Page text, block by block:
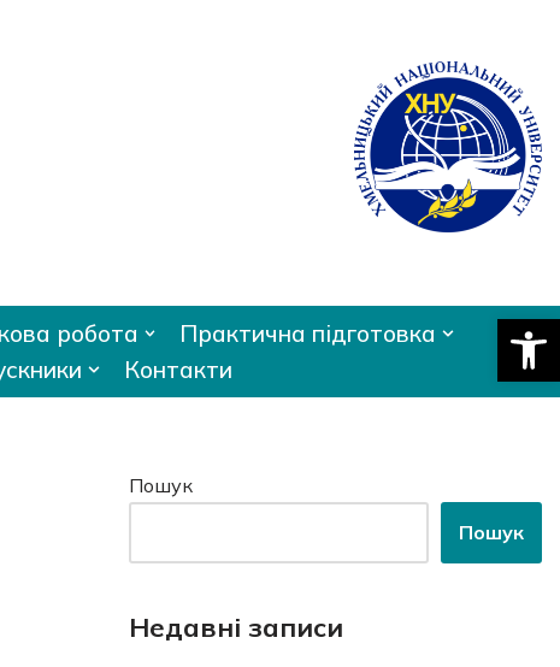
робота
Практична підготовка
Контакти
Пошук
Пошук
Недавні записи